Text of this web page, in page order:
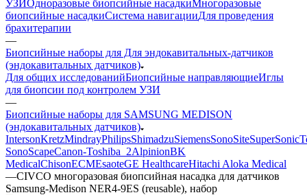
УЗИОдноразовые биопсийные насадкиМногоразовые
биопсийные насадкиСистема навигацииДля проведения
брахитерапии
—
Биопсийные наборы для Для эндокавитальных-датчиков
(эндокавитальных датчиков)
Для общих исследованийБиопсийные направляющиеИглы
для биопсии под контролем УЗИ
—
Биопсийные наборы для SAMSUNG MEDISON
(эндокавитальных датчиков)
IntersonKretzMindrayPhilipsShimadzuSiemensSonoSiteSuperSonic
SonoScapeCanon-Toshiba_2AlpinionBK
MedicalChisonECMEsaoteGE HealthcareHitachi Aloka Medical
—CIVCO многоразовая биопсийная насадка для датчиков
Samsung-Medison NER4-9ES (reusable), набор